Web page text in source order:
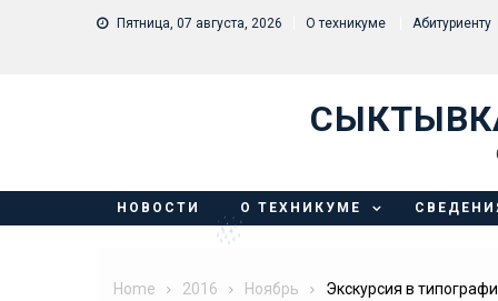
Skip to content
Пятница, 07 августа, 2026 О техникуме Абитуриенту
НОВОСТИ О ТЕХНИКУМЕ
Home 2016 Ноябрь Экскурсия в